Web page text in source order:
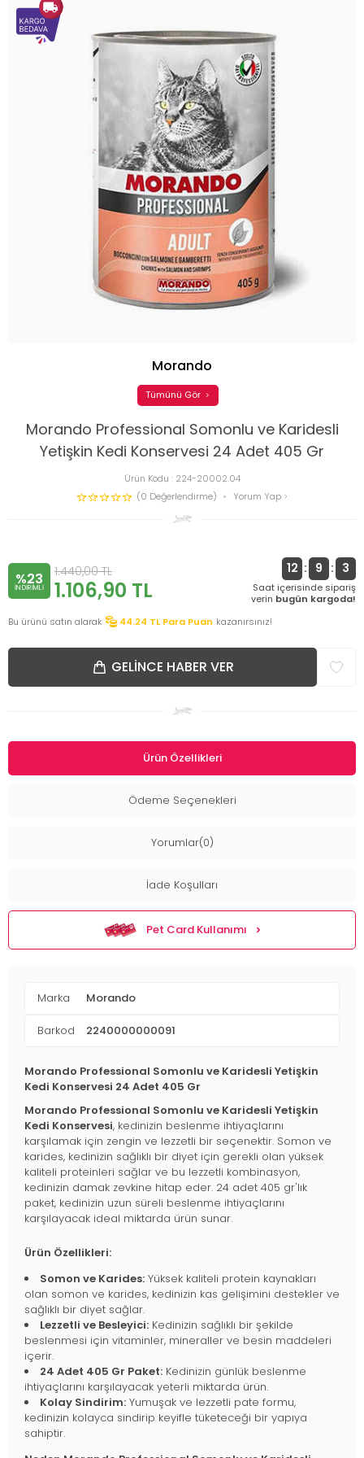
Morando Professional Somonlu ve Karidesli
Yetişkin Kedi Konservesi 24 Adet 405 Gr
Ürün Kodu : 224-20002.04
(0 Değerlendirme)
Yorum Yap
Morando
Tümünü Gör
%23
INDIRIMLI
1.440,00TL
1.106,90 TL
12 : 9 : 3
Saat içerisinde sipariş
verin bugün kargoda!
Bu ürünü satın alarak
44.24 TL Para Puan kazanırsınız!
GELINCE HABER VER
Ürün Özellikleri
Ödeme Seçenekleri
Yorumlar(0)
İade Koşulları
Pet Card Kullanımı
Marka Morando
Barkod 2240000000091
Morando Professional Somonlu ve Karidesli Yetişkin
Kedi Konservesi 24 Adet 405 Gr
Morando Professional Somonlu ve Karidesli Yetişkin
Kedi Konservesi, kedinizin beslenme ihtiyaçlarını
karşılamak için zengin ve lezzetli bir seçenektir. Somon ve
karides, kedinizin sağlıklı bir diyet için gerekli olan yüksek
kaliteli proteinleri sağlar ve bu lezzetli kombinasyon,
kedinizin damak zevkine hitap eder. 24 adet 405 gr'lık
paket, kedinizin uzun süreli beslenme ihtiyaçlarını
karşılayacak ideal miktarda ürün sunar.
Ürün Özellikleri:
Somon ve Karides: Yüksek kaliteli protein kaynakları
olan somon ve karides, kedinizin kas gelişimini destekler ve
sağlıklı bir diyet sağlar.
Lezzetli ve Besleyici: Kedinizin sağlıklı bir şekilde
beslenmesi için vitaminler, mineraller ve besin maddeleri
içerir.
24 Adet 405 Gr Paket: Kedinizin günlük beslenme
ihtiyaçlarını karşılayacak yeterli miktarda ürün.
Kolay Sindirim: Yumuşak ve lezzetli pate formu,
kedinizin kolayca sindirip keyifle tüketeceği bir yapıya
sahiptir.